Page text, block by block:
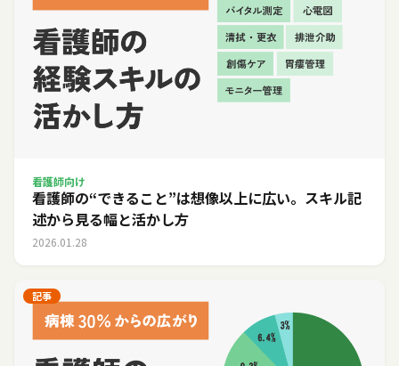
看護師向け
看護師の“できること”は想像以上に広い。スキル記
述から見る幅と活かし方
2026.01.28
記事